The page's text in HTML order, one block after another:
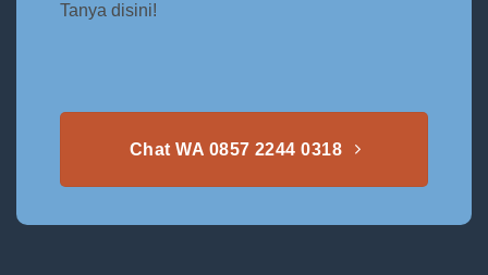
Tanya disini!
Chat WA 0857 2244 0318